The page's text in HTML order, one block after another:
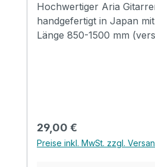
Hochwertiger Aria
handgefertigt in Japan
Länge 850-1500 mm (verstellbar) Breite
Regulärer Preis:
29,00 €
Preise inkl. MwSt. zzgl.